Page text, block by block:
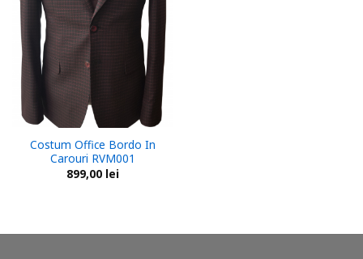
Costum Office Bordo In
Carouri RVM001
899,00 lei